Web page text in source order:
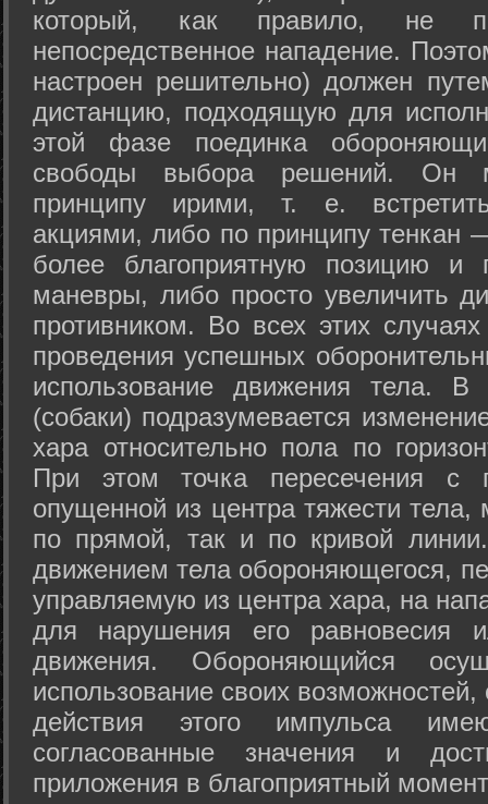
который, как правило, не
непосредственное нападение.
настроен решительно) должен
дистанцию, подходящую для
этой фазе поединка
свободы выбора решений. Он
принципу ирими, т. е.
акциями, либо по принципу тенкан
более благоприятную позицию и
маневры, либо просто увеличить
противником. Во всех этих
проведения успешных
использование движения тела.
(собаки) подразумевается
хара относительно пола по
При этом точка пересечения с
опущенной из центра тяжести
по прямой, так и по кривой
движением тела обороняющегося,
управляемую из центра хара, на
для нарушения его равновесия
движения. Обороняющийся
использование своих
действия этого импульса
согласованные значения и
приложения в благоприятный